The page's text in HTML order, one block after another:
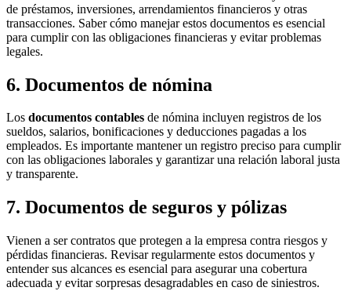
de préstamos, inversiones, arrendamientos financieros y otras
transacciones. Saber cómo manejar estos documentos es esencial
para cumplir con las obligaciones financieras y evitar problemas
legales.
6. Documentos de nómina
Los documentos contables de nómina incluyen registros de los
sueldos, salarios, bonificaciones y deducciones pagadas a los
empleados. Es importante mantener un registro preciso para cumplir
con las obligaciones laborales y garantizar una relación laboral justa
y transparente.
7. Documentos de seguros y pólizas
Vienen a ser contratos que protegen a la empresa contra riesgos y
pérdidas financieras. Revisar regularmente estos documentos y
entender sus alcances es esencial para asegurar una cobertura
adecuada y evitar sorpresas desagradables en caso de siniestros.